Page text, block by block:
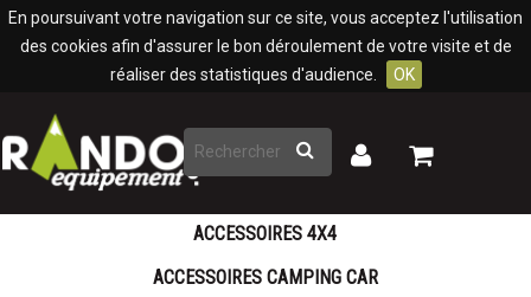
En poursuivant votre navigation sur ce site, vous acceptez l'utilisation
des cookies afin d'assurer le bon déroulement de votre visite et de
réaliser des statistiques d'audience.
OK
Rechercher
Mon
Mon
ACCESSOIRES 4X4
ACCESSOIRES CAMPING CAR
Panneau de gestion des cookies